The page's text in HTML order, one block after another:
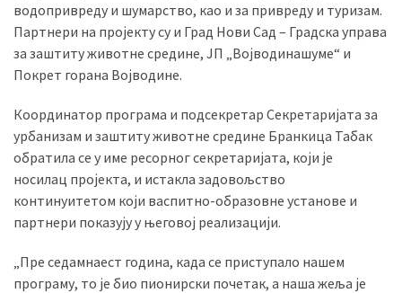
Ковачица
(143)
(143)
Бела
Црква
водопривреду и шумарство, као и за привреду и туризам.
Партнери на пројекту су и Град Нови Сад – Градска управа
за заштиту животне средине, ЈП „Војводинашуме“ и
Покрет горана Војводине.
Координатор програма и подсекретар Секретаријата за
урбанизам и заштиту животне средине Бранкица Табак
обратила се у име ресорног секретаријата, који је
носилац пројекта, и истакла задовољство
континуитетом који васпитно-образовне установе и
партнери показују у његовој реализацији.
„Пре седамнаест година, када се приступало нашем
програму, то је био пионирски почетак, а наша жеља је